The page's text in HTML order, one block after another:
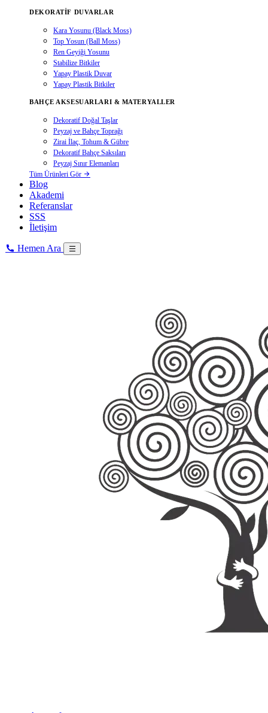
DEKORATIF DUVARLAR
Kara Yosunu (Black Moss)
Top Yosun (Ball Moss)
Ren Geyiği Yosunu
Stabilize Bitkiler
Yapay Plastik Duvar
Yapay Plastik Bitkiler
BAHÇE AKSESUARLARI & MATERYALLER
Dekoratif Doğal Taşlar
Peyzaj ve Bahçe Toprağı
Zirai İlaç, Tohum & Gübre
Dekoratif Bahçe Saksıları
Peyzaj Sınır Elemanları
Tüm Ürünleri Gör
Blog
Akademi
Referanslar
SSS
İletişim
Hemen Ara